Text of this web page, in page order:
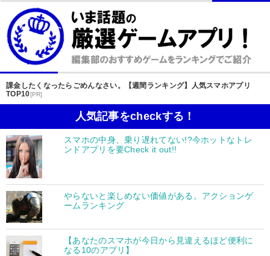
課金したくなったらごめんなさい。【週間ランキング】人気スマホアプリ
TOP10[PR]
人気記事をcheckする！
スマホの中身、乗り遅れてない!?今ホットなトレ
ンドアプリを要Check it out!!
やらないと楽しめない価値がある。アクションゲ
ームランキング
【あなたのスマホが今日から見違えるほど便利に
なる10のアプリ】